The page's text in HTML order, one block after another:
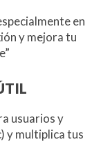
en
y mejora tu
usuarios y
y multiplica tus